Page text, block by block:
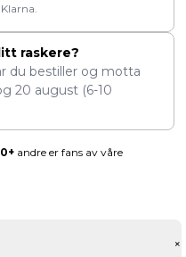
raskere?
du bestiller og motta
20 august (6-10
andre er fans av våre
+